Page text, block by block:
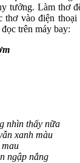
tưởng. Làm thơ
thơ vào điện
trên máy bay:
nhìn thấy nữa
xanh màu
ngập nắng